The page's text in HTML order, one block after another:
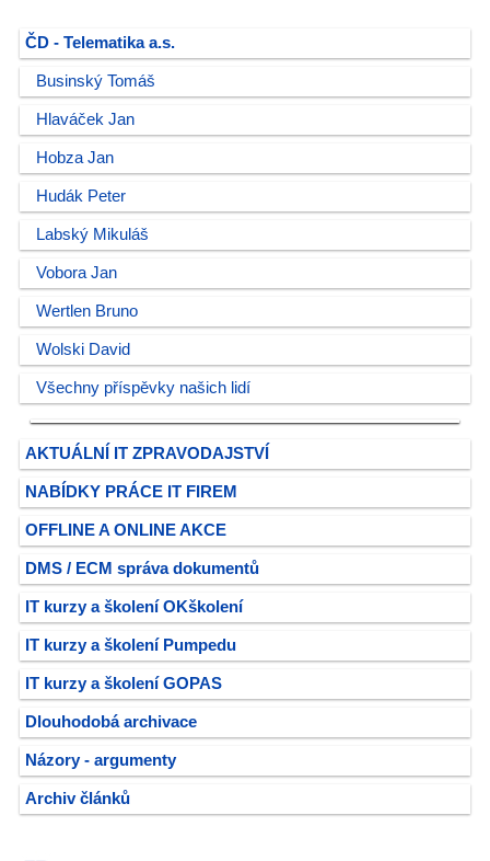
ČD - Telematika a.s.
Businský Tomáš
Hlaváček Jan
Hobza Jan
Hudák Peter
Labský Mikuláš
Vobora Jan
Wertlen Bruno
Wolski David
Všechny příspěvky našich lidí
AKTUÁLNÍ IT ZPRAVODAJSTVÍ
NABÍDKY PRÁCE IT FIREM
OFFLINE A ONLINE AKCE
DMS / ECM správa dokumentů
IT kurzy a školení OKškolení
IT kurzy a školení Pumpedu
IT kurzy a školení GOPAS
Dlouhodobá archivace
Názory - argumenty
Archiv článků